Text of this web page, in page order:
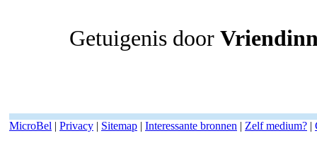
Getuigenis door
MicroBel | Privacy | Sitemap | Interessante bronnen | Zelf medium? |